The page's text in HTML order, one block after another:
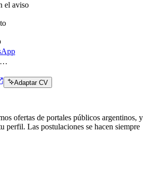
el aviso
Adaptar CV
ofertas de portales públicos argentinos, y
perfil. Las postulaciones se hacen siempre